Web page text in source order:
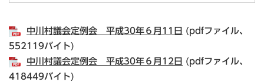
中川村議会定例会 平成30年６月11日 (pdfファイル、
552119バイト)
中川村議会定例会 平成30年６月12日 (pdfファイル、
418449バイト)